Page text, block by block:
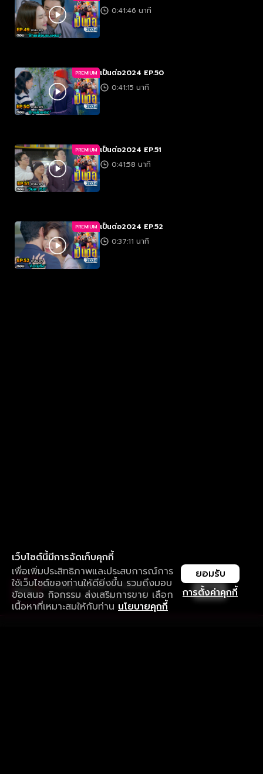
0:41:46 นาที
PREMIUM เป็นต่อ2024 EP.50
0:41:15 นาที
PREMIUM เป็นต่อ2024 EP.51
0:41:58 นาที
PREMIUM เป็นต่อ2024 EP.52
0:37:11 นาที
เว็บไซต์นี้มีการจัดเก็บคุกกี้
เพื่อเพิ่มประสิทธิภาพและประสบการณ์การ
ใช้เว็บไซต์ของท่านให้ดียิ่งขึ้น รวมถึงมอบ
ข้อเสนอ กิจกรรม ส่งเสริมการขาย เลือก
เนื้อหาที่เหมาะสมให้กับท่าน นโยบายคุกกี้
การตั้งค่าคุกกี้
ยอมรับ
ใช้งานแอป ลื่นไหลกว่า ไม่มีสะดุด
ดาวน์โหลดแอปเพื่อการรับชมที่ดีกว่า เปิด